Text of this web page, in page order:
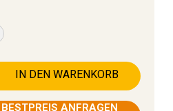
IN DEN WARENKORB
BESTPREIS ANFRAGEN